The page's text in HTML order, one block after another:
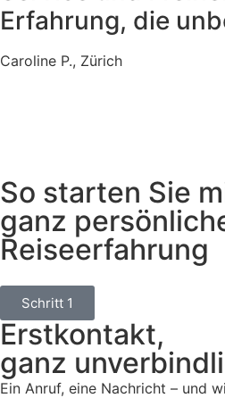
Erfahrung, die
Caroline P., Zürich
So starten Sie
ganz
Reiseerfahrung
Schritt 1
Erstkontakt,
ganz
Ein Anruf, eine Nachricht – und